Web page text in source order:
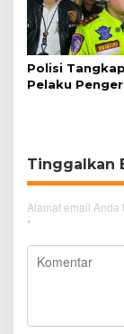
Polisi
Pelaku
Tinggalkan
Alamat email Anda
*